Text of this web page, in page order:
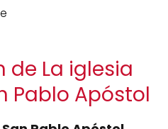
de La iglesia
Pablo Apóstol